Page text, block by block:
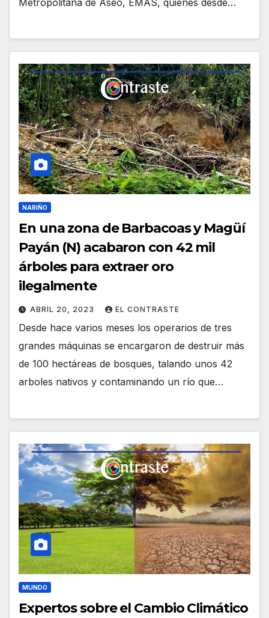
NARIÑO
En una zona de Barbacoas y Magüí
Payán (N) acabaron con 42 mil
árboles para extraer oro
ilegalmente
ABRIL 20, 2023 EL CONTRASTE
Desde hace varios meses los operarios de tres
grandes máquinas se encargaron de destruir más
de 100 hectáreas de bosques, talando unos 42
arboles nativos y contaminando un río que…
MUNDO
Expertos sobre el Cambio Climático